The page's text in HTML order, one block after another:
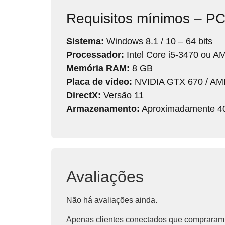
Requisitos mínimos – PC
Sistema: Windows 8.1 / 10 – 64 bits
Processador: Intel Core i5-3470 ou
Memória RAM: 8 GB
Placa de vídeo: NVIDIA GTX 670 /
DirectX: Versão 11
Armazenamento: Aproximadamente
Avaliações
Não há avaliações ainda.
Apenas clientes conectados que